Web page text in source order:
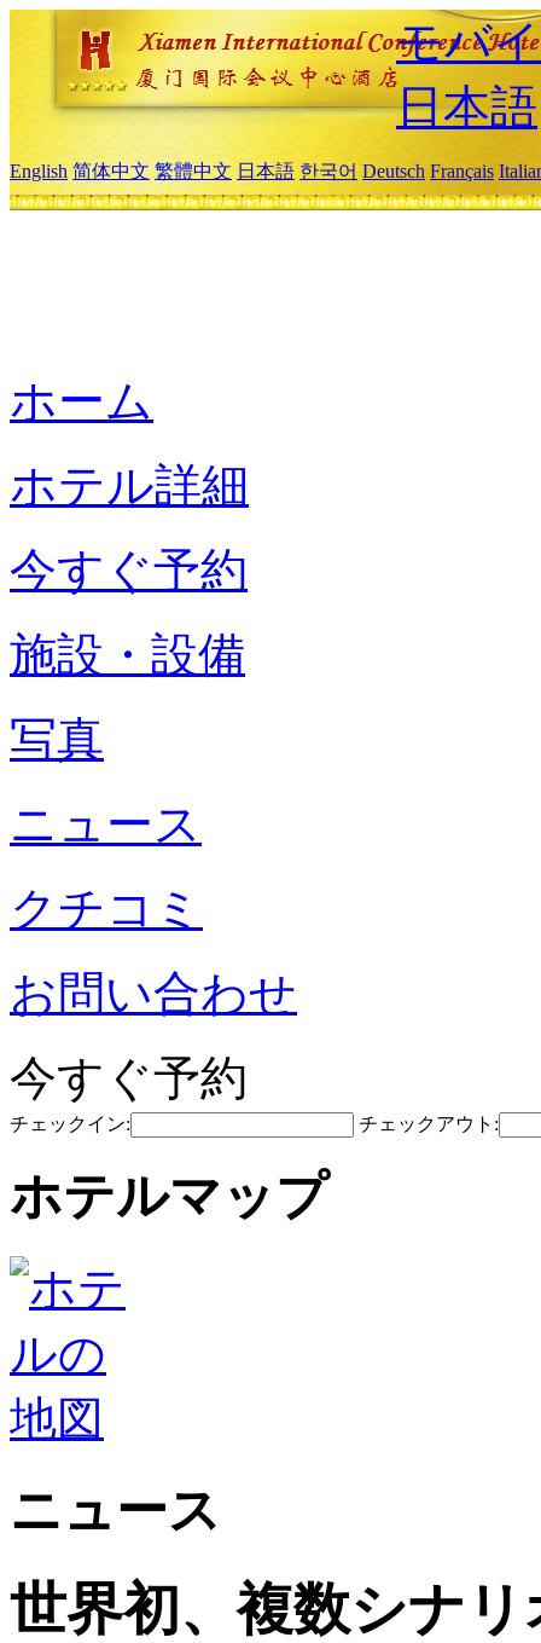
モバ
日本語
English 简体中文 繁體中文 日本語 한국어 Deutsch Français
ホーム
ホテル詳細
今すぐ予約
施設・設備
写真
ニュース
クチコミ
お問い合わせ
今すぐ予約
チェックイン: チェックアウト:
ホテルマップ
ニュース
世界初、複数シナ